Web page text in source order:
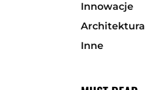
Innowacje
Architektura
Inne